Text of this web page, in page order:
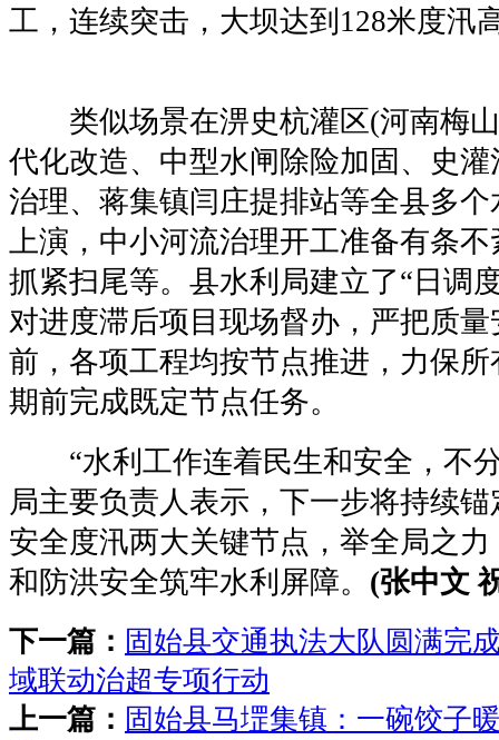
工，连续突击，大坝达到128米度汛
类似场景在淠史杭灌区(河南梅山
代化改造、中型水闸除险加固、史
治理、蒋集镇闫庄提排站等全县多
上演，中小河流治理开工准备有条
抓紧扫尾等。县水利局建立了“日调
对进度滞后项目现场督办，严把质
前，各项工程均按节点推进，力保
期前完成既定节点任务。
“水利工作连着民生和安全，不
局主要负责人表示，下一步将持续
安全度汛两大关键节点，举全局之
和防洪安全筑牢水利屏障。 (张中文
下一篇： 固始县交通执法大队圆满完
域联动治超专项行动
上一篇： 固始县马堽集镇：一碗饺子